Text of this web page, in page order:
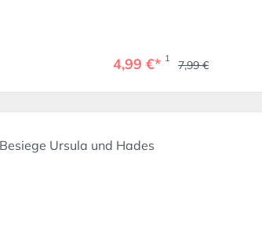
4,99 €* 1 7,99 €